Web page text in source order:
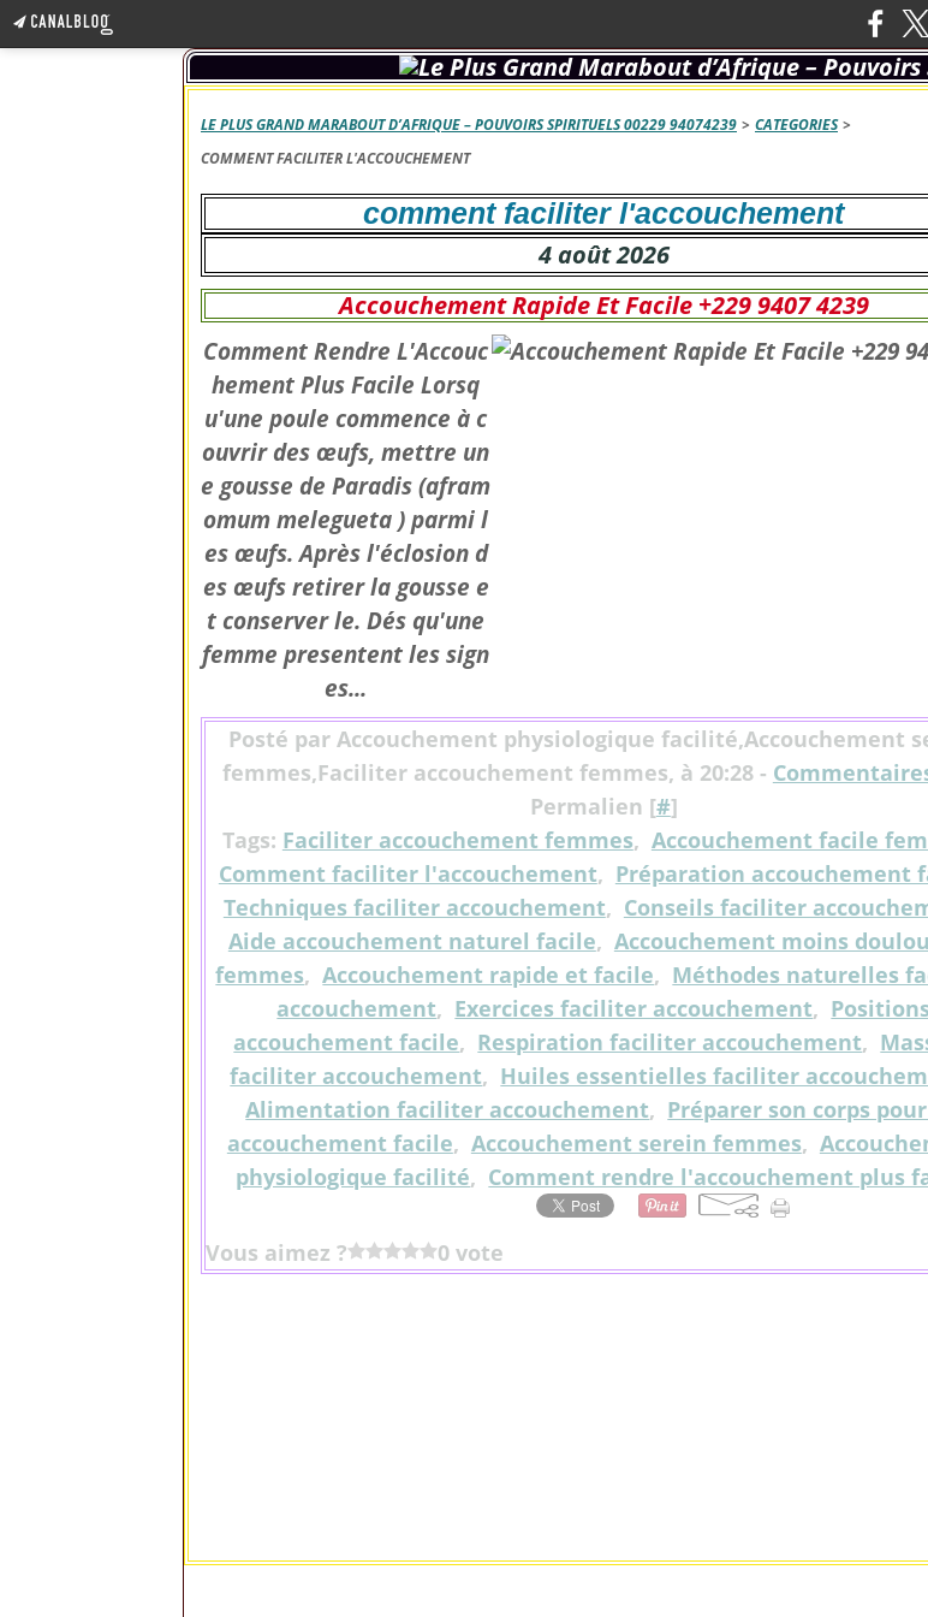
LE PLUS GRAND MARABOUT D’AFRIQUE – POUVOIRS SPIRITUELS 00229 94074239 > CATEGORIES >
COMMENT FACILITER L'ACCOUCHEMENT
comment faciliter l'accouchement
4 août 2026
Accouchement Rapide Et Facile +229 9407 4239
Comment Rendre L'Accouc
hement Plus Facile Lorsq
u'une poule commence à c
ouvrir des œufs, mettre un
e gousse de Paradis (afram
omum melegueta ) parmi l
es œufs. Après l'éclosion d
es œufs retirer la gousse e
t conserver le. Dés qu'une
femme presentent les sign
es...
Posté par Accouchement physiologique facilité,Accouchement
femmes,Faciliter accouchement femmes, à 20:28 -
Permalien [#]
Tags: Faciliter accouchement femmes, Accouchement facile
Comment faciliter l'accouchement, Préparation accouchement
Techniques faciliter accouchement, Conseils faciliter
Aide accouchement naturel facile, Accouchement moins
femmes,Accouchement rapide et facile, Méthodes naturelles
accouchement, Exercices faciliter accouchement, Positions
accouchement facile, Respiration faciliter accouchement,
faciliter accouchement, Huiles essentielles faciliter
Alimentation faciliter accouchement, Préparer son corps
accouchement facile, Accouchement serein femmes,
physiologique facilité, Comment rendre l'accouchement plus
Vous aimez ? 0 vote